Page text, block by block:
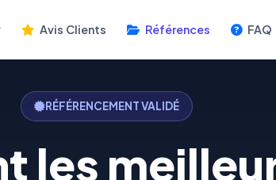
Avis Clients Références FAQ
RÉFÉRENCEMENT VALIDÉ
les